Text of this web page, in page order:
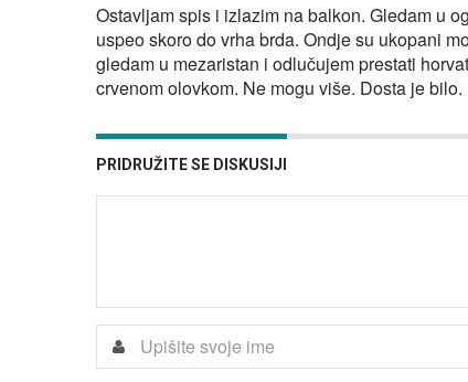
Ostavljam spis i izlazim na balkon. Gledam u
uspeo skoro do vrha brda. Ondje su ukopani
gledam u mezaristan i odlučujem prestati
crvenom olovkom. Ne mogu više. Dosta je bilo.
PRIDRUŽITE SE DISKUSIJI